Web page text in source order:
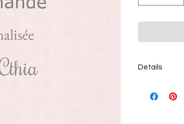
Details